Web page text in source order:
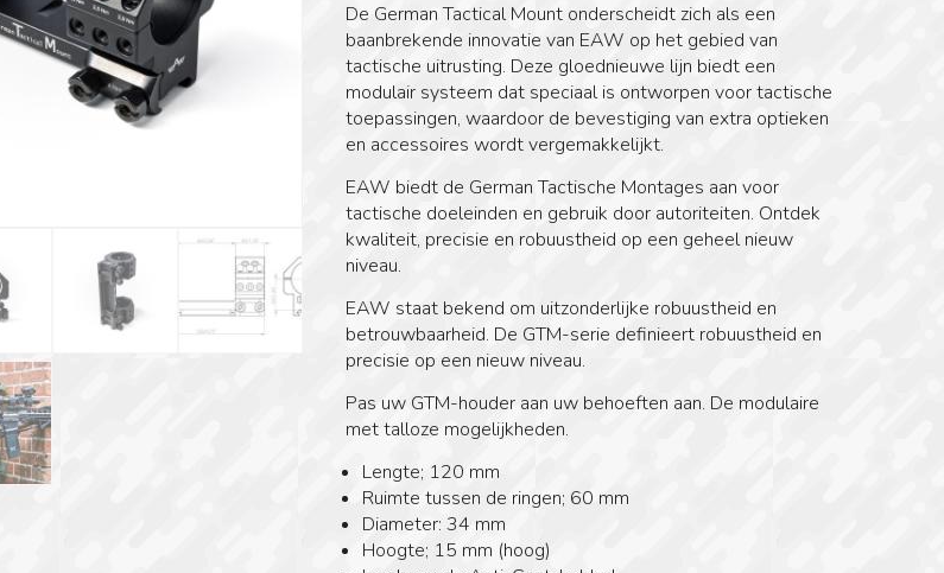
De German Tactical Mount onderscheidt zich als een
baanbrekende innovatie van EAW op het gebied van
tactische uitrusting. Deze gloednieuwe lijn biedt een
modulair systeem dat speciaal is ontworpen voor tactische
toepassingen, waardoor de bevestiging van extra optieken
en accessoires wordt vergemakkelijkt.
EAW biedt de German Tactische Montages aan voor
tactische doeleinden en gebruik door autoriteiten. Ontdek
kwaliteit, precisie en robuustheid op een geheel nieuw
niveau.
EAW staat bekend om uitzonderlijke robuustheid en
betrouwbaarheid. De GTM-serie definieert robuustheid en
precisie op een nieuw niveau.
Pas uw GTM-houder aan uw behoeften aan. De modulaire
met talloze mogelijkheden.
Lengte; 120 mm
Ruimte tussen de ringen; 60 mm
Diameter: 34 mm
Hoogte; 15 mm (hoog)